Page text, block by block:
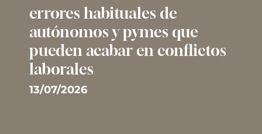
errores habituales de
autónomos y pymes que
pueden acabar en conflictos
laborales
13/07/2026